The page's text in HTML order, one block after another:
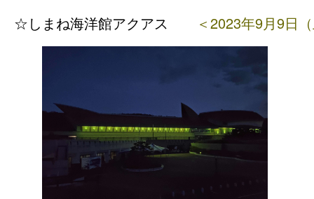
☆しまね海洋館アクアス ＜2023年9月9日